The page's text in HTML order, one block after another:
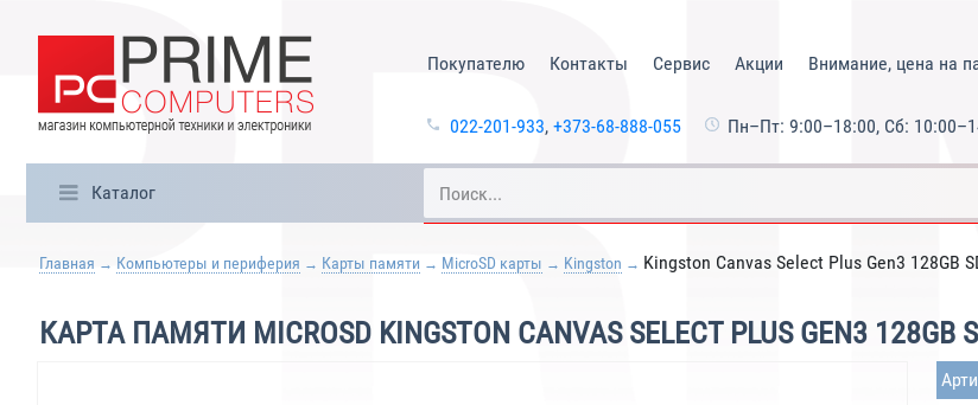
Покупателю Контакты Сервис Акции Внимание, цена на
022-201-933, +373-68-888-055 Пн–Пт: 9:00–18:00, Сб:
Каталог
Главная Компьютеры и периферия Карты памяти MicroSD карты Kingston Kingston Canvas Select Plus Gen3 128GB
КАРТА ПАМЯТИ MICROSD KINGSTON CANVAS SELECT PLUS GEN3 128GB